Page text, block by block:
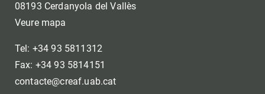
08193 Cerdanyola del Vallès
Veure mapa
Tel: +34 93 5811312
Fax: +34 93 5814151
contacte@creaf.uab.cat